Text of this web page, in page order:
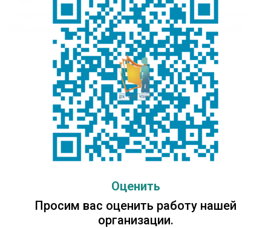
Эверстова Ольга Гаврильевна, заведующая детской
библиотекой МБУ «Чурапчинская МЦБС», с. Чурапча
Оценить
Просим вас оценить работу нашей
организации.